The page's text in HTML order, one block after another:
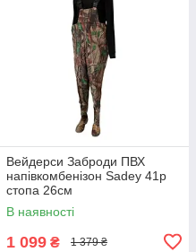
Вейдерси Заброди ПВХ
напівкомбенізон Sadey 41р
стопа 26см
В наявності
1 099 ₴ 1 379 ₴